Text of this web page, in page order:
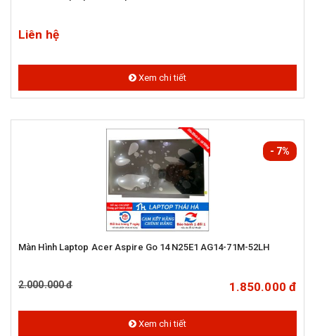
Liên hệ
Xem chi tiết
Màn Hình Laptop Acer Aspire Go 14 N25E1 AG14-71M-52LH
2.000.000 đ 1.850.000 đ
- 7%
Xem chi tiết